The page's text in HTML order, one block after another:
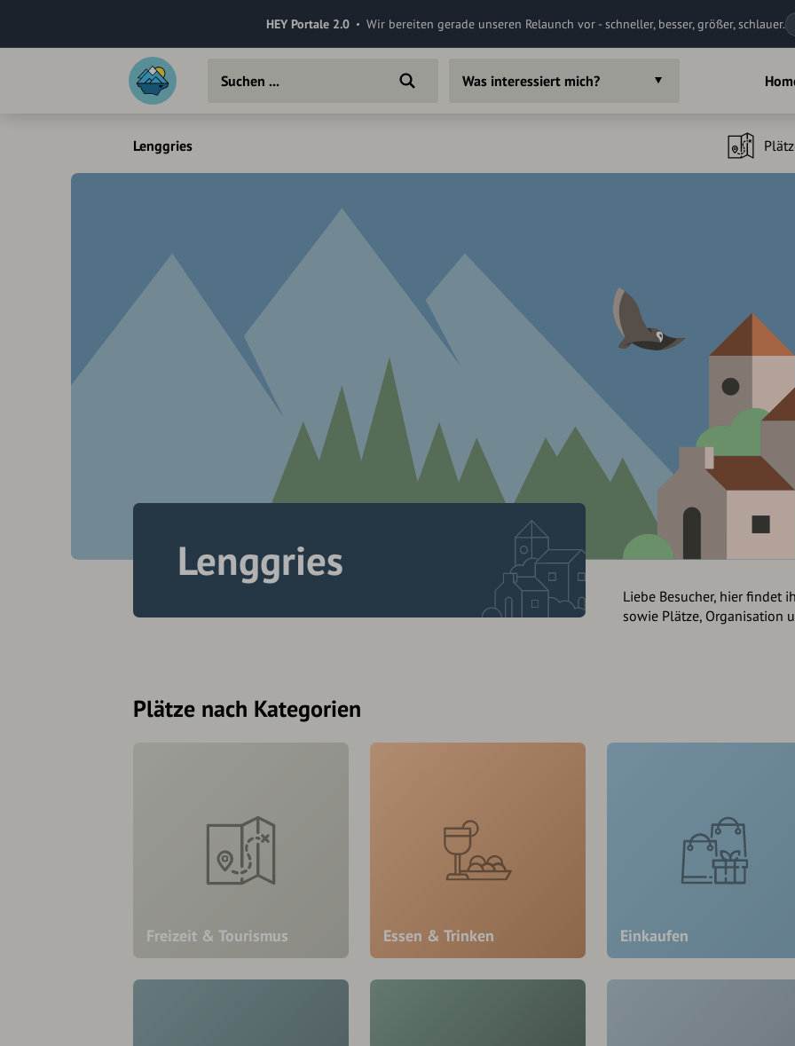
HEY Portale 2.0 Wir bereiten gerade unseren Relaunch vor - schneller, besser, größer, schlauer.
Was interessiert mich?
Lenggries
Lenggries
Liebe Besucher, hier findet
sowie Plätze, Organisation
Plätze nach Kategorien
Freizeit & Tourismus Essen & Trinken Einkaufen